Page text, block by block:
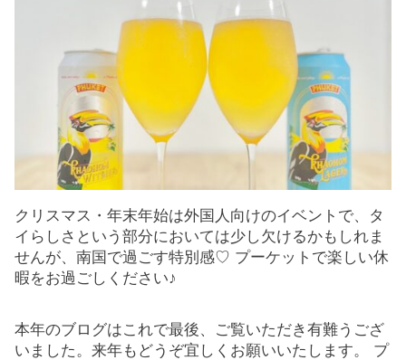
クリスマス・年末年始は外国人向けのイベントで、タ
イらしさという部分においては少し欠けるかもしれま
せんが、南国で過ごす特別感♡ プーケットで楽しい休
暇をお過ごしください♪
本年のブログはこれで最後、ご覧いただき有難うござ
いました。来年もどうぞ宜しくお願いいたします。 プ